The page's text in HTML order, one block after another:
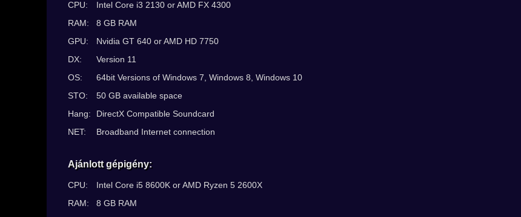
CPU:
Intel Core i3 2130 or AMD FX 4300
RAM:
8 GB RAM
GPU:
Nvidia GT 640 or AMD HD 7750
DX:
Version 11
OS:
64bit Versions of Windows 7, Windows 8, Windows 10
STO:
50 GB available space
Hang:
DirectX Compatible Soundcard
NET:
Broadband Internet connection
Ajánlott gépigény:
CPU:
Intel Core i5 8600K or AMD Ryzen 5 2600X
RAM:
8 GB RAM